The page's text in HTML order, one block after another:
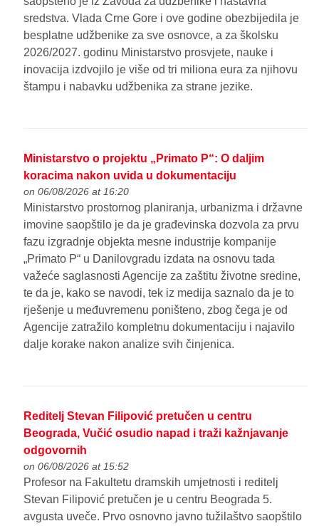
sredstva. Vlada Crne Gore i ove godine obezbijedila je
besplatne udžbenike za sve osnovce, a za školsku
2026/2027. godinu Ministarstvo prosvjete, nauke i
inovacija izdvojilo je više od tri miliona eura za njihovu
štampu i nabavku udžbenika za strane jezike.
Ministarstvo o projektu „Primato P“: O daljim
koracima nakon uvida u dokumentaciju
on 06/08/2026 at 16:20
Ministarstvo prostornog planiranja, urbanizma i državne
imovine saopštilo je da je građevinska dozvola za prvu
fazu izgradnje objekta mesne industrije kompanije
„Primato P“ u Danilovgradu izdata na osnovu tada
važeće saglasnosti Agencije za zaštitu životne sredine,
te da je, kako se navodi, tek iz medija saznalo da je to
rješenje u međuvremenu poništeno, zbog čega je od
Agencije zatražilo kompletnu dokumentaciju i najavilo
dalje korake nakon analize svih činjenica.
Reditelj Stevan Filipović pretučen u centru
Beograda, Vučić osudio napad i traži kažnjavanje
odgovornih
on 06/08/2026 at 15:52
Profesor na Fakultetu dramskih umjetnosti i reditelj
Stevan Filipović pretučen je u centru Beograda 5.
avgusta uveče. Prvo osnovno javno tužilaštvo saopštilo